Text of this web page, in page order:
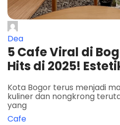
Dea
5 Cafe Viral di
Hits di 2025!
Kota Bogor terus menjadi
kuliner dan nongkrong
yang
Cafe